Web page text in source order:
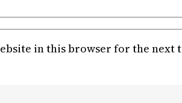
in this browser for the next